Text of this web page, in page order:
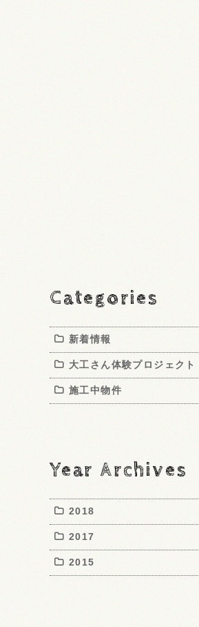
Categories
新着情報
大工さん体験プロジェクト
施工中物件
Year Archives
2018
2017
2015